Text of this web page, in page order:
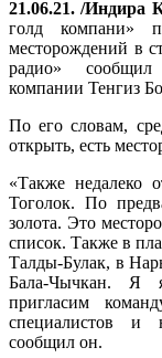
21.06.21. /Индира
голд компани»
месторождений в
радио»
компании Тенгиз
По его словам,
открыть, есть
«Также недалеко
Тоголок. По
золота. Это
список. Также в
Талды-Булак, в
Бала-Чычкан. Я
пригласим
специалистов и
сообщил он.